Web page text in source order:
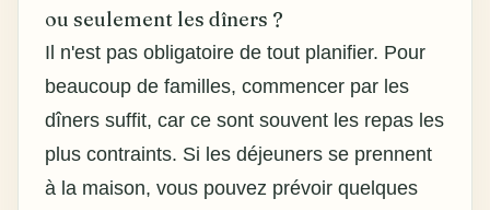
ou seulement les dîners ?
Il n'est pas obligatoire de tout planifier. Pour
beaucoup de familles, commencer par les
dîners suffit, car ce sont souvent les repas les
plus contraints. Si les déjeuners se prennent
à la maison, vous pouvez prévoir quelques